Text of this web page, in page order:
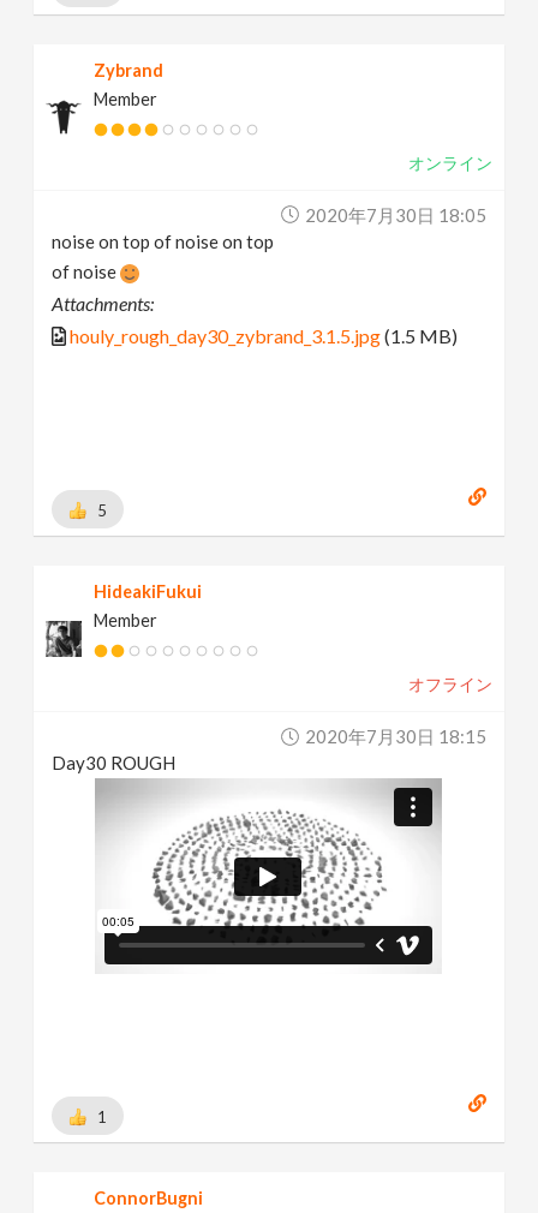
Zybrand
Member
オンライン
2020年7月30日 18:05
noise on top of noise on top
of noise
Attachments:
houly_rough_day30_zybrand_3.1.5.jpg(1.5 MB)
5
HideakiFukui
Member
オフライン
2020年7月30日 18:15
Day30 ROUGH
1
ConnorBugni